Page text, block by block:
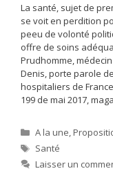
La santé, sujet de
se voit en perdition
peeu de volonté
offre de soins
Prudhomme,
Denis, porte parole
hospitaliers de
199 de mai 2017,
Catégories
A la une
Étiquettes
Santé
Laisser un